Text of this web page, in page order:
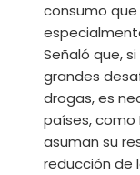
consumo
Señaló que,
grandes
drogas, es
países, como
asuman su
reducción de